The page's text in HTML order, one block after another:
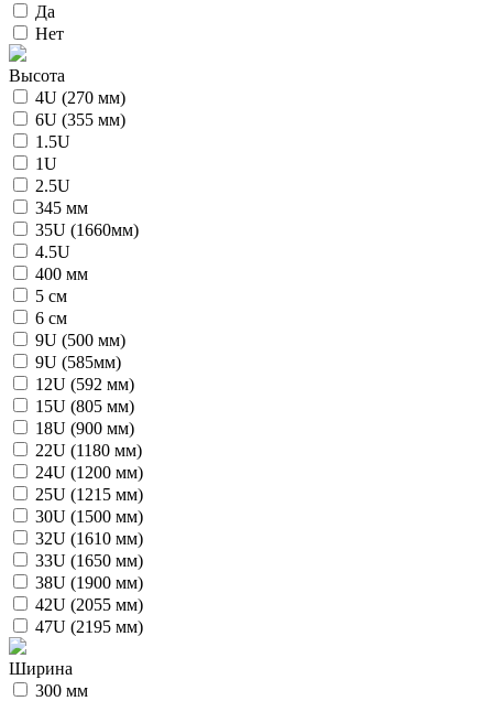
Да
Нет
Высота
4U (270 мм)
6U (355 мм)
1.5U
1U
2.5U
345 мм
35U (1660мм)
4.5U
400 мм
5 см
6 см
9U (500 мм)
9U (585мм)
12U (592 мм)
15U (805 мм)
18U (900 мм)
22U (1180 мм)
24U (1200 мм)
25U (1215 мм)
30U (1500 мм)
32U (1610 мм)
33U (1650 мм)
38U (1900 мм)
42U (2055 мм)
47U (2195 мм)
Ширина
300 мм